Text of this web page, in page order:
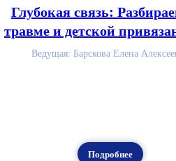
Глубокая связь:
травме и детской
Ведущая: Барскова Елена
Подробнее